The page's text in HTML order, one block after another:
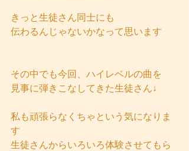
きっと生徒さん同士にも
伝わるんじゃないかなって思います
その中でも今回、ハイレベルの曲を
見事に弾きこなしてきた生徒さん↓
私も頑張らなくちゃという気になりま
す
生徒さんからいろいろ体験させてもら